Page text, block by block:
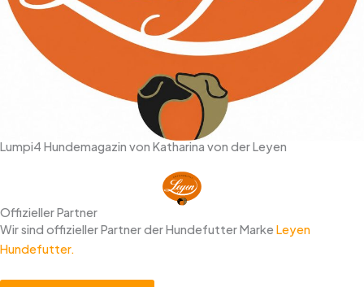
Lumpi4 Hundemagazin von Katharina von der Leyen
Offizieller Partner
Wir sind offizieller Partner der Hundefutter Marke Leyen
Hundefutter.